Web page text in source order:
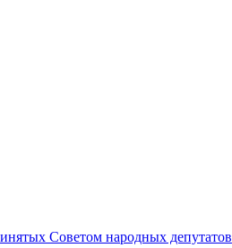
Советом народных депутатов